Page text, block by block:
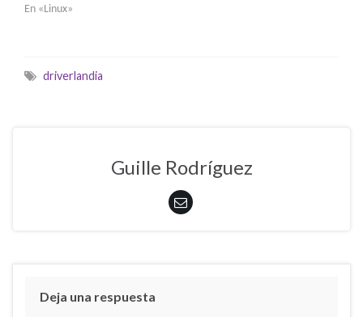
En «Linux»
driverlandia
Guille Rodríguez
Deja una respuesta